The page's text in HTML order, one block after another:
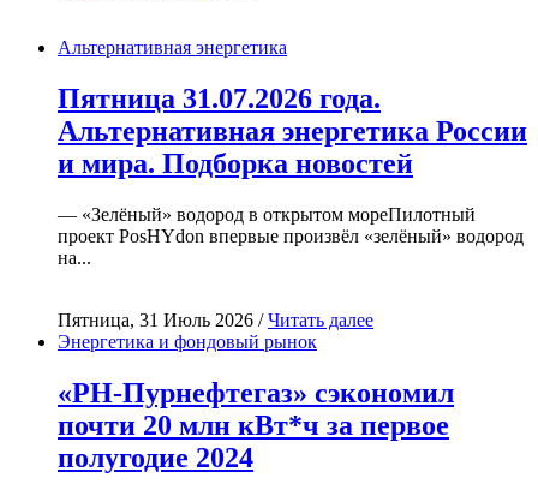
Альтернативная энергетика
Пятница 31.07.2026 года.
Альтернативная энергетика России
и мира. Подборка новостей
— «Зелёный» водород в открытом мореПилотный
проект PosHYdon впервые произвёл «зелёный» водород
на...
Пятница, 31 Июль 2026 /Читать далее
Энергетика и фондовый рынок
«РН-Пурнефтегаз» сэкономил
почти 20 млн кВт*ч за первое
полугодие 2024